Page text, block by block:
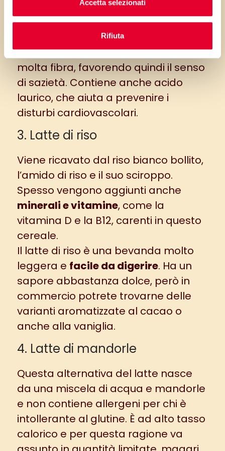
Accetta selezionati
Rifiuta
pensano, è diverso dal liquido
contenuto nella noce, in quel caso si
parla infatti di acqua di cocco.
Ha delleproprietà unichee contiene
molta fibra, favorendo quindi il senso
di sazietà. Contiene anche acido
laurico, che aiuta a prevenire i
disturbi cardiovascolari.
3. Latte di riso
Viene ricavato dal riso bianco bollito,
l’amido di riso e il suo sciroppo.
Spesso vengono aggiunti anche
minerali e vitamine, come la
vitamina D e la B12, carenti in questo
cereale.
Il latte di riso è una bevanda molto
leggera e facile da digerire. Ha un
sapore abbastanza dolce, però in
commercio potrete trovarne delle
varianti aromatizzate al cacao o
anche alla vaniglia.
4. Latte di mandorle
Questa alternativa del latte nasce
da una miscela di acqua e mandorle
e non contiene allergeni per chi è
intollerante al glutine. È ad alto tasso
calorico e per questa ragione va